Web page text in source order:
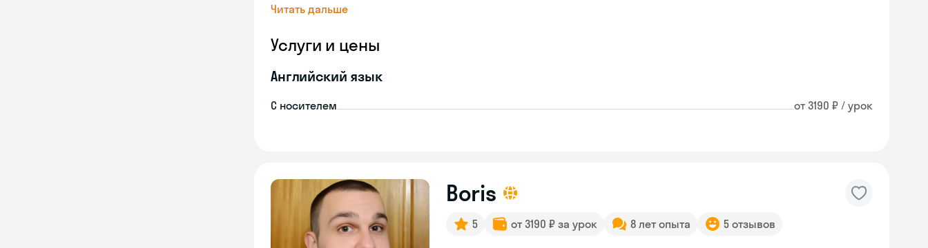
Читать дальше
Услуги и цены
Английский язык
С носителем от 3190 ₽ / урок
Boris
5 от 3190 ₽ за урок 8 лет опыта 5 отзывов